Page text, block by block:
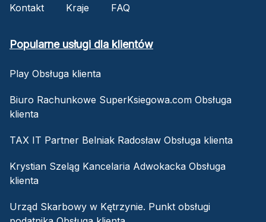
Kontakt
Kraje FAQ
Popularne usługi dla klientów
Play Obsługa klienta
Biuro Rachunkowe SuperKsiegowa.com Obsługa
klienta
TAX IT Partner Belniak Radosław Obsługa klienta
Krystian Szeląg Kancelaria Adwokacka Obsługa
klienta
Urząd Skarbowy w Kętrzynie. Punkt obsługi